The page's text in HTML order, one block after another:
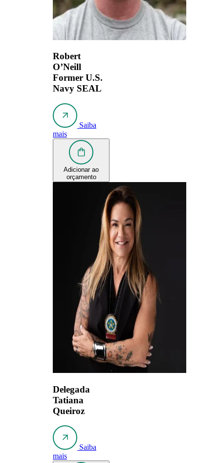
Robert
O’Neill
Former U.S.
Navy SEAL
Saiba
mais
Adicionar ao
orçamento
Delegada
Tatiana
Queiroz
Saiba
mais